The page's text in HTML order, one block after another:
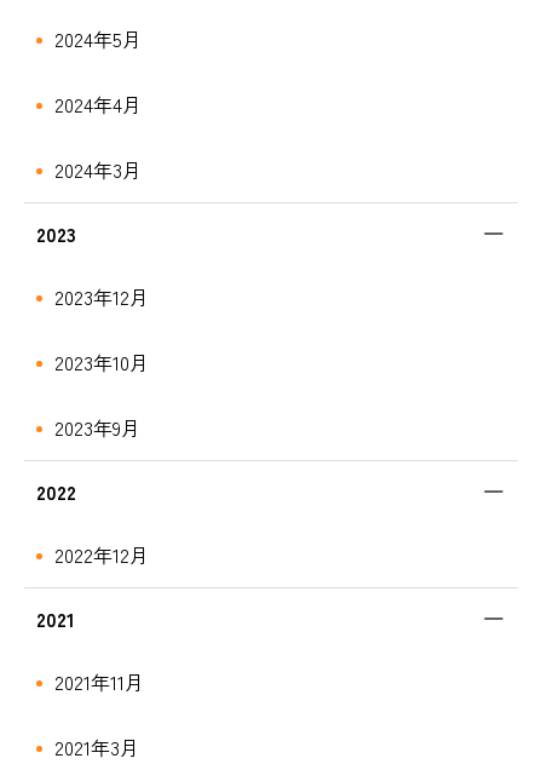
2024年5月
2024年4月
2024年3月
2023
2023年12月
2023年10月
2023年9月
2022
2022年12月
2021
2021年11月
2021年3月